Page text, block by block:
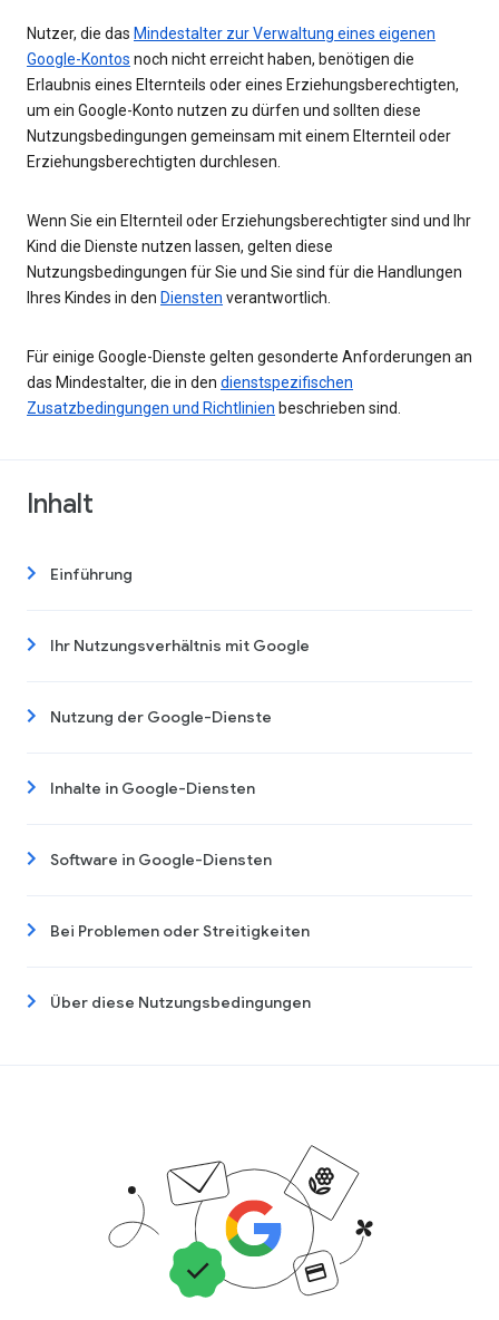
Nutzer, die das Mindestalter zur Verwaltung eines eigenen
Google-Kontos noch nicht erreicht haben, benötigen die
Erlaubnis eines Elternteils oder eines Erziehungsberechtigten,
um ein Google-Konto nutzen zu dürfen und sollten diese
Nutzungsbedingungen gemeinsam mit einem Elternteil oder
Erziehungsberechtigten durchlesen.
Wenn Sie ein Elternteil oder Erziehungsberechtigter sind und Ihr
Kind die Dienste nutzen lassen, gelten diese
Nutzungsbedingungen für Sie und Sie sind für die Handlungen
Ihres Kindes in den Diensten verantwortlich.
Für einige Google-Dienste gelten gesonderte Anforderungen an
das Mindestalter, die in den dienstspezifischen
Zusatzbedingungen und Richtlinien beschrieben sind.
Inhalt
Einführung
Ihr Nutzungsverhältnis mit Google
Nutzung der Google-Dienste
Inhalte in Google-Diensten
Software in Google-Diensten
Bei Problemen oder Streitigkeiten
Über diese Nutzungsbedingungen